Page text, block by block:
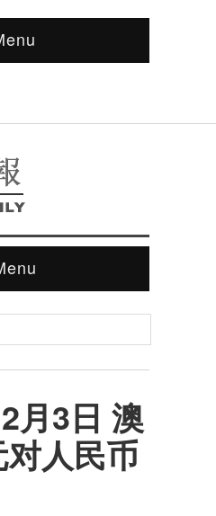
月3日 澳
人民币